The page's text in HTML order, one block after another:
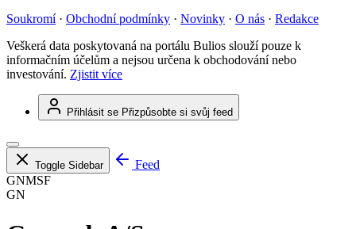
Soukromí · Obchodní podmínky · Novinky · O nás · Redakce
Veškerá data poskytovaná na portálu Bulios slouží pouze k
informačním účelům a nejsou určena k obchodování nebo
investování. Zjistit více
Přihlásit se Přizpůsobte si svůj feed
Toggle Sidebar
Feed
GNMSF
GN